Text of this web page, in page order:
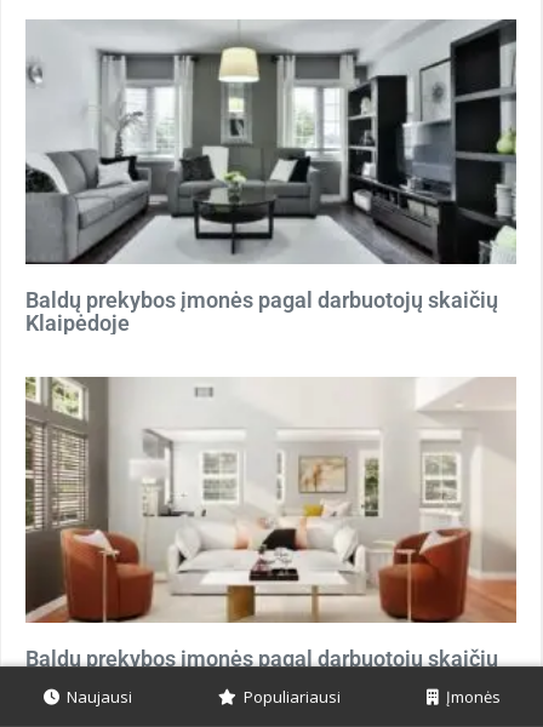
Baldų prekybos įmonės pagal darbuotojų skaičių
Klaipėdoje
Baldų prekybos įmonės pagal darbuotojų skaičių
Naujausi Populiariausi Įmonės